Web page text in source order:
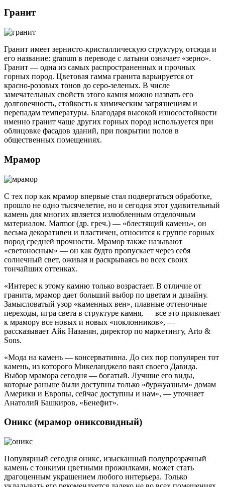
Гранит
Гранит имеет зернисто-кристаллическую структуру, отсюда и
его название: granum в переводе с латыни означает «зерно».
Гранит — одна из самых распространенных и прочных
горных пород. Цветовая гамма гранита варьируется от
красно-розовых тонов до серо-зеленых. В числе
замечательных свойств этого камня можно назвать его
долговечность, стойкость к химическим загрязнениям и
перепадам температуры. Благодаря высокой износостойкости
именно гранит чаще других горных пород используется при
облицовке фасадов зданий, при покрытии полов в
общественных помещениях.
Мрамор
С тех пор как мрамор впервые стал подвергаться обработке,
прошло не одно тысячелетие, но и сегодня этот удивительный
камень для многих является излюбленным отделочным
материалом. Мarmor (др. греч.) — «блестящий камень», он
весьма декоративен и пластичен, относится к группе горных
пород средней прочности. Мрамор также называют
«светоносным» — он как будто пропускает через себя
солнечный свет, оживая и раскрываясь во всех своих
тончайших оттенках.
«Интерес к этому камню только возрастает. В отличие от
гранита, мрамор дает больший выбор по цветам и дизайну.
Замысловатый узор «каменных вен», плавные оттеночные
переходы, игра света в структуре камня, — все это привлекает
к мрамору все новых и новых «поклонников», —
рассказывает Айк Назанян, директор по маркетингу, Arto &
Sons.
«Мода на камень — консервативна. До сих пор популярен тот
камень, из которого Микеланджело ваял своего Давида.
Выбор мрамора сегодня — богатый. Лучшие его виды,
которые раньше были доступны только «буржуазным» домам
Америки и Европы, сейчас доступны и нам», — уточняет
Анатолий Башкиров, «Бенефит».
Оникс (мрамор ониксовидный)
Популярный сегодня оникс, изысканный полупрозрачный
камень с тонкими цветными прожилками, может стать
драгоценным украшением любого интерьера. Только